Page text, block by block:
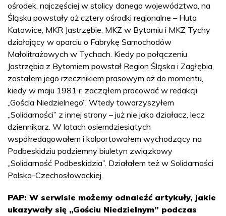
ośrodek, najczęściej w stolicy danego województwa, na
Śląsku powstały aż cztery ośrodki regionalne – Huta
Katowice, MKR Jastrzębie, MKZ w Bytomiu i MKZ Tychy
działający w oparciu o Fabrykę Samochodów
Małolitrażowych w Tychach. Kiedy po połączeniu
Jastrzębia z Bytomiem powstał Region Śląska i Zagłębia,
zostałem jego rzecznikiem prasowym aż do momentu,
kiedy w maju 1981 r. zacząłem pracować w redakcji
„Gościa Niedzielnego”. Wtedy towarzyszyłem
„Solidarności” z innej strony – już nie jako działacz, lecz
dziennikarz. W latach osiemdziesiątych
współredagowałem i kolportowałem wychodzący na
Podbeskidziu podziemny biuletyn związkowy
„Solidarność Podbeskidzia”. Działałem też w Solidarności
Polsko-Czechosłowackiej.
PAP: W serwisie możemy odnaleźć artykuły, jakie
ukazywały się „Gościu Niedzielnym” podczas